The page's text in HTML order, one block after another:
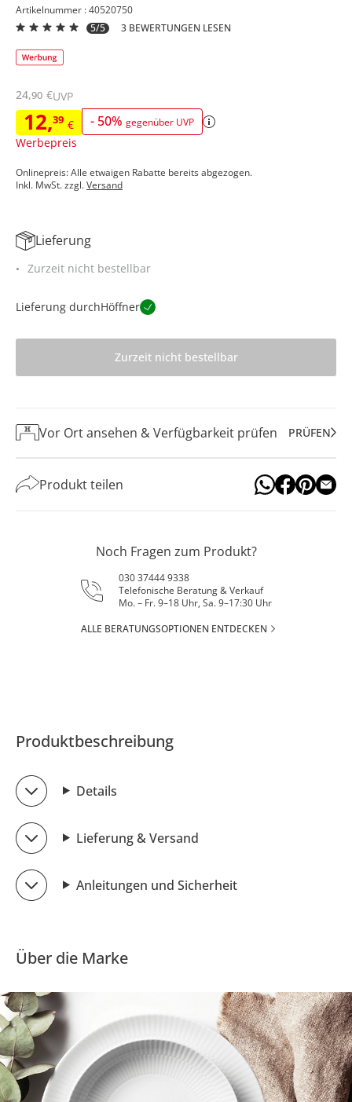
Artikelnummer : 40520750
5/5
3 BEWERTUNGEN LESEN
12,39 € - 50% gegenüber UVP
Werbepreis
24,90 €UVP
Onlinepreis: Alle etwaigen Rabatte bereits abgezogen.
Inkl. MwSt. zzgl.Versand
Lieferung
Zurzeit nicht bestellbar
Lieferung durchHöffner
Zurzeit nicht bestellbar
Vor Ort ansehen & Verfügbarkeit prüfen PRÜFEN
Produkt teilen
Noch Fragen zum Produkt?
030 37444 9338
Telefonische Beratung & Verkauf
Mo. – Fr. 9–18 Uhr, Sa. 9–17:30 Uhr
ALLE BERATUNGSOPTIONEN ENTDECKEN
Produktbeschreibung
Details
Lieferung & Versand
Anleitungen und Sicherheit
Über die Marke